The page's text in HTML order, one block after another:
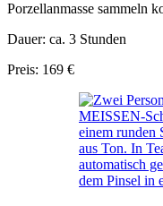
Porzellanmasse sammeln
Dauer: ca. 3 Stunden
Preis: 169 €